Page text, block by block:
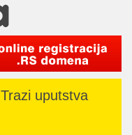
Trazi uputstva